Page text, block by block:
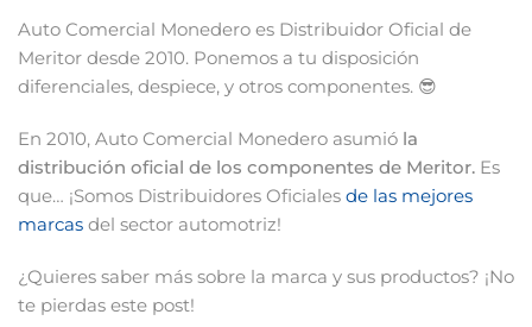
Auto Comercial Monedero es Distribuidor Oficial de
Meritor desde 2010. Ponemos a tu disposición
diferenciales, despiece, y otros componentes. 😎
En 2010, Auto Comercial Monedero asumió la
distribución oficial de los componentes de Meritor. Es
que… ¡Somos Distribuidores Oficiales de las mejores
marcas del sector automotriz!
¿Quieres saber más sobre la marca y sus productos? ¡No
te pierdas este post!